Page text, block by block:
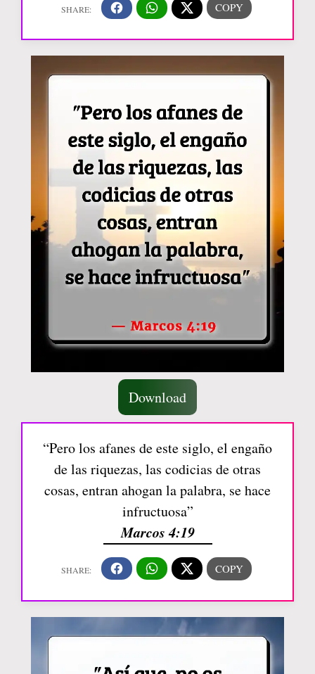
Download
“Pero los afanes de este siglo, el engaño
de las riquezas, las codicias de otras
cosas, entran ahogan la palabra, se hace
infructuosa”
Marcos 4:19